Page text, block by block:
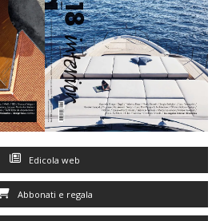
Edicola web
Abbonati e regala